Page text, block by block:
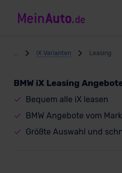
iX Varianten Leasing
BMW iX Leasing
Bequem alle iX leasen
BMW Angebote vom
Größte Auswahl und